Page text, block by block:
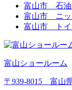
富山市 石
富山市 ニ
富山市 ト
富山ショールーム
〒939-8015 富山